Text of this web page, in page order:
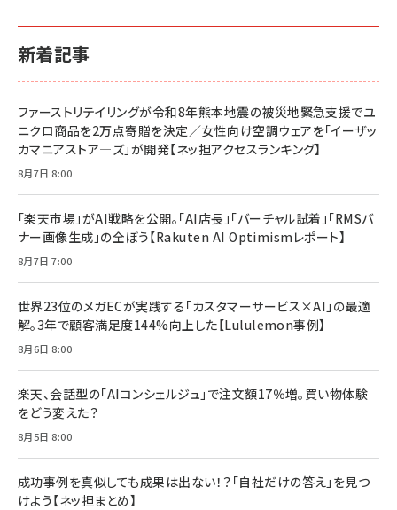
小さな会社は戦略が9割
￥1,815
マーケティングの真実 P&G・グリコで学んだ失敗
￥2,200
anan(アンアン)2026/06/24号 No.2500増刊
anan(アンアン)2026/07/08号 No.2502[2026
年後半、あなたの恋と運命／山田涼介]
￥880
ママ投資家が育休中に１億貯めた株式投資
￥1,870
￥1,980
ルな本質」
￥2,750
フィードバック経営 「沈黙の組織」から「高め合う
Amazonランキングをもっと見る
新着記事
ファーストリテイリングが令和8年熊本地震の被災地緊急支援でユ
ニクロ商品を2万点寄贈を決定／女性向け空調ウェアを「イーザッ
カマニアストア―ズ」が開発【ネッ担アクセスランキング】
8月7日 8:00
「楽天市場」がAI戦略を公開。「AI店長」「バーチャル試着」「RMSバ
ナー画像生成」の全ぼう【Rakuten AI Optimismレポート】
8月7日 7:00
世界23位のメガECが実践する「カスタマーサービス×AI」の最適
解。3年で顧客満足度144%向上した【Lululemon事例】
8月6日 8:00
楽天、会話型の「AIコンシェルジュ」で注文額17％増。買い物体験
をどう変えた？
8月5日 8:00
成功事例を真似しても成果は出ない！？「自社だけの答え」を見つ
けよう【ネッ担まとめ】